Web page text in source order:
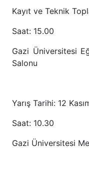
Kayıt ve Teknik
Saat: 15.00
Gazi Üniversitesi
Salonu
Yarış Tarihi: 12
Saat: 10.30
Gazi Üniversitesi